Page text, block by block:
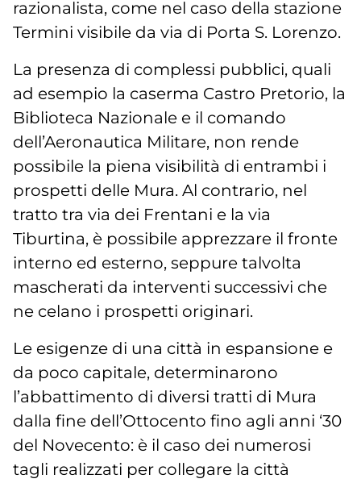
razionalista, come nel caso della stazione
Termini visibile da via di Porta S. Lorenzo.
La presenza di complessi pubblici, quali
ad esempio la caserma Castro Pretorio, la
Biblioteca Nazionale e il comando
dell’Aeronautica Militare, non rende
possibile la piena visibilità di entrambi i
prospetti delle Mura. Al contrario, nel
tratto tra via dei Frentani e la via
Tiburtina, è possibile apprezzare il fronte
interno ed esterno, seppure talvolta
mascherati da interventi successivi che
ne celano i prospetti originari.
Le esigenze di una città in espansione e
da poco capitale, determinarono
l’abbattimento di diversi tratti di Mura
dalla fine dell’Ottocento fino agli anni ‘30
del Novecento: è il caso dei numerosi
tagli realizzati per collegare la città